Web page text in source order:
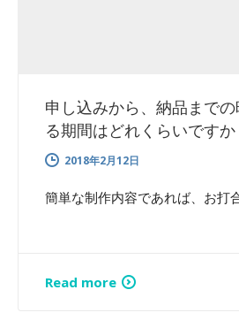
申し込みから、納品まで
る期間はどれくらいですか
2018年2月12日
簡単な制作内容であれば、お打
Read more